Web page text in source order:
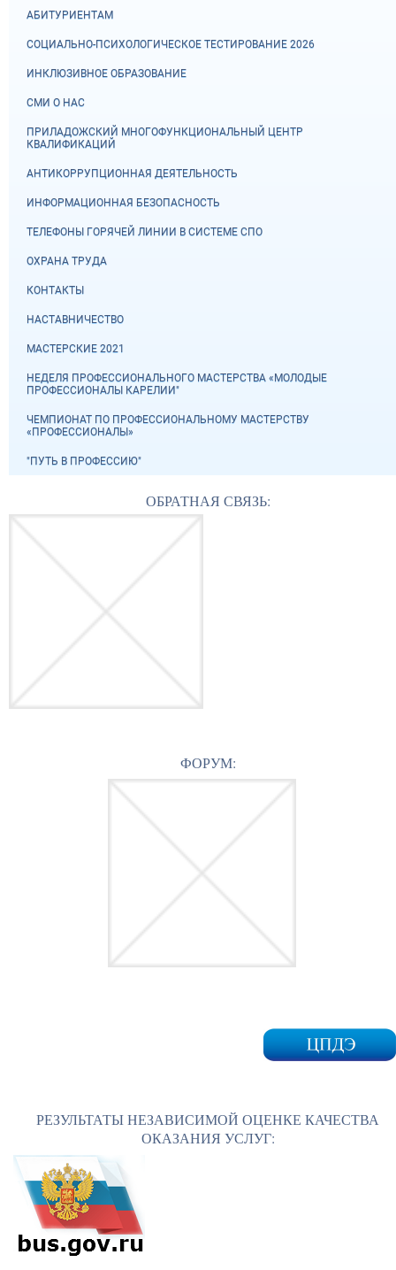
АБИТУРИЕНТАМ
СОЦИАЛЬНО-ПСИХОЛОГИЧЕСКОЕ ТЕСТИРОВАНИЕ 2026
ИНКЛЮЗИВНОЕ ОБРАЗОВАНИЕ
СМИ О НАС
ПРИЛАДОЖСКИЙ МНОГОФУНКЦИОНАЛЬНЫЙ ЦЕНТР
КВАЛИФИКАЦИЙ
АНТИКОРРУПЦИОННАЯ ДЕЯТЕЛЬНОСТЬ
ИНФОРМАЦИОННАЯ БЕЗОПАСНОСТЬ
ТЕЛЕФОНЫ ГОРЯЧЕЙ ЛИНИИ В СИСТЕМЕ СПО
ОХРАНА ТРУДА
КОНТАКТЫ
НАСТАВНИЧЕСТВО
МАСТЕРСКИЕ 2021
НЕДЕЛЯ ПРОФЕССИОНАЛЬНОГО МАСТЕРСТВА «МОЛОДЫЕ
ПРОФЕССИОНАЛЫ КАРЕЛИИ"
ЧЕМПИОНАТ ПО ПРОФЕССИОНАЛЬНОМУ МАСТЕРСТВУ
«ПРОФЕССИОНАЛЫ»
"ПУТЬ В ПРОФЕССИЮ"
ОБРАТНАЯ СВЯЗЬ:
ФОРУМ:
РЕЗУЛЬТАТЫ НЕЗАВИСИМОЙ ОЦЕНКЕ КАЧЕСТВА
ОКАЗАНИЯ УСЛУГ: